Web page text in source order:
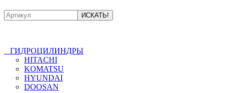
ГИДРОЦИЛИНДРЫ
HITACHI
KOMATSU
HYUNDAI
DOOSAN